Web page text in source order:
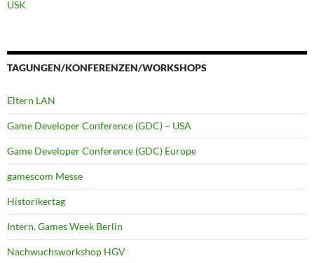
USK
TAGUNGEN/KONFERENZEN/WORKSHOPS
Eltern LAN
Game Developer Conference (GDC) – USA
Game Developer Conference (GDC) Europe
gamescom Messe
Historikertag
Intern. Games Week Berlin
Nachwuchsworkshop HGV